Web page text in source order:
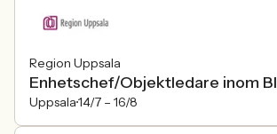
Region Uppsala
Enhetschef/Objektledare inom BI
Uppsala14/7 – 16/8